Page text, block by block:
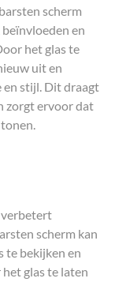
scherm
en
het glas te
uit en
stijl. Dit draagt
zorgt ervoor dat
verbetert
scherm kan
te bekijken en
glas te laten